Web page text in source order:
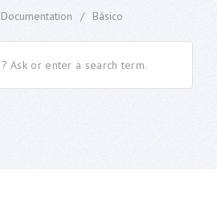
Documentation / Básico